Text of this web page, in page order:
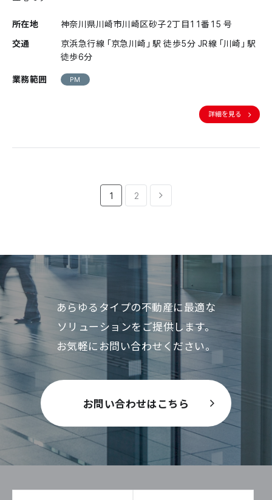
所在地
神奈川県川崎市川崎区砂子2丁目11番15 号
交通
京浜急行線「京急川崎」駅 徒歩5分 JR線「川崎」駅
徒歩6分
業務範囲
PM
詳細を見る
1 2
あらゆるタイプの不動産に最適な
ソリューションをご提供します。
お気軽にお問い合わせください。
お問い合わせはこちら